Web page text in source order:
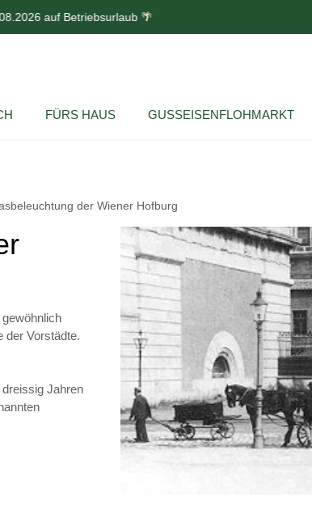
auf Betriebsurlaub 🌴
FÜRS HAUS GUSSEISENFLOHMARKT
der Wiener Hofburg
der Vorstädte.
Jahren